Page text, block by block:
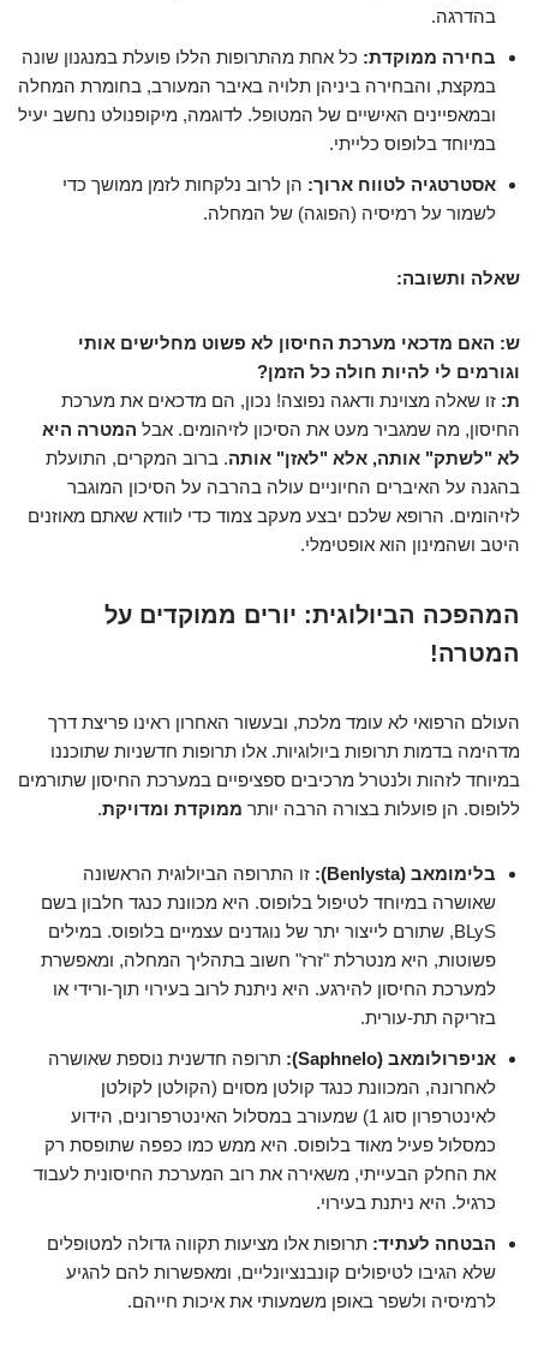
בהדרגה.
בחירה ממוקדת: כל אחת מהתרופות הללו פועלת במנגנון שונה
במקצת, והבחירה ביניהן תלויה באיבר המעורב, בחומרת המחלה
ובמאפיינים האישיים של המטופל. לדוגמה, מיקופנולט נחשב יעיל
במיוחד בלופוס כלייתי.
אסטרטגיה לטווח ארוך: הן לרוב נלקחות לזמן ממושך כדי
לשמור על רמיסיה (הפוגה) של המחלה.
שאלה ותשובה:
ש: האם מדכאי מערכת החיסון לא פשוט מחלישים אותי
וגורמים לי להיות חולה כל הזמן?
ת: זו שאלה מצוינת ודאגה נפוצה! נכון, הם מדכאים את מערכת
החיסון, מה שמגביר מעט את הסיכון לזיהומים. אבל המטרה היא
לא "לשתק" אותה, אלא "לאזן" אותה. ברוב המקרים, התועלת
בהגנה על האיברים החיוניים עולה בהרבה על הסיכון המוגבר
לזיהומים. הרופא שלכם יבצע מעקב צמוד כדי לוודא שאתם מאוזנים
היטב ושהמינון הוא אופטימלי.
המהפכה הביולוגית: יורים ממוקדים על
המטרה!
העולם הרפואי לא עומד מלכת, ובעשור האחרון ראינו פריצת דרך
מדהימה בדמות תרופות ביולוגיות. אלו תרופות חדשניות שתוכננו
במיוחד לזהות ולנטרל מרכיבים ספציפיים במערכת החיסון שתורמים
ללופוס. הן פועלות בצורה הרבה יותר ממוקדת ומדויקת.
בלימומאב (Benlysta):
זו התרופה הביולוגית הראשונה
שאושרה במיוחד לטיפול בלופוס. היא מכוונת כנגד חלבון בשם
BLyS, שתורם לייצור יתר של נוגדנים עצמיים בלופוס. במילים
פשוטות, היא מנטרלת "זרז" חשוב בתהליך המחלה, ומאפשרת
למערכת החיסון להירגע. היא ניתנת לרוב בעירוי תוך-ורידי או
בזריקה תת-עורית.
אניפרולומאב (Saphnelo):
תרופה חדשנית נוספת שאושרה
לאחרונה, המכוונת כנגד קולטן מסוים (הקולטן לקולטן
לאינטרפרון סוג 1) שמעורב במסלול האינטרפרונים, הידוע
כמסלול פעיל מאוד בלופוס. היא ממש כמו כפפה שתופסת רק
את החלק הבעייתי, משאירה את רוב המערכת החיסונית לעבוד
כרגיל. היא ניתנת בעירוי.
הבטחה לעתיד: תרופות אלו מציעות תקווה גדולה למטופלים
שלא הגיבו לטיפולים קונבנציונליים, ומאפשרות להם להגיע
לרמיסיה ולשפר באופן משמעותי את איכות חייהם.